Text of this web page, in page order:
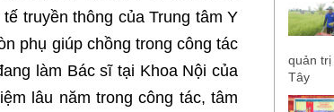
truyền thông của Trung tâm Y
phụ giúp chồng trong công tác
làm Bác sĩ tại Khoa Nội của
lâu năm trong công tác, tâm
quản trị
Tây